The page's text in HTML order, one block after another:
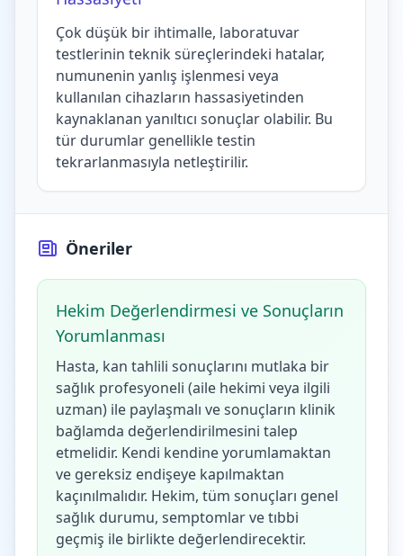
Çok düşük bir ihtimalle, laboratuvar
testlerinin teknik süreçlerindeki hatalar,
numunenin yanlış işlenmesi veya
kullanılan cihazların hassasiyetinden
kaynaklanan yanıltıcı sonuçlar olabilir. Bu
tür durumlar genellikle testin
tekrarlanmasıyla netleştirilir.
Öneriler
Hekim Değerlendirmesi ve Sonuçların
Yorumlanması
Hasta, kan tahlili sonuçlarını mutlaka bir
sağlık profesyoneli (aile hekimi veya ilgili
uzman) ile paylaşmalı ve sonuçların klinik
bağlamda değerlendirilmesini talep
etmelidir. Kendi kendine yorumlamaktan
ve gereksiz endişeye kapılmaktan
kaçınılmalıdır. Hekim, tüm sonuçları genel
sağlık durumu, semptomlar ve tıbbi
geçmiş ile birlikte değerlendirecektir.